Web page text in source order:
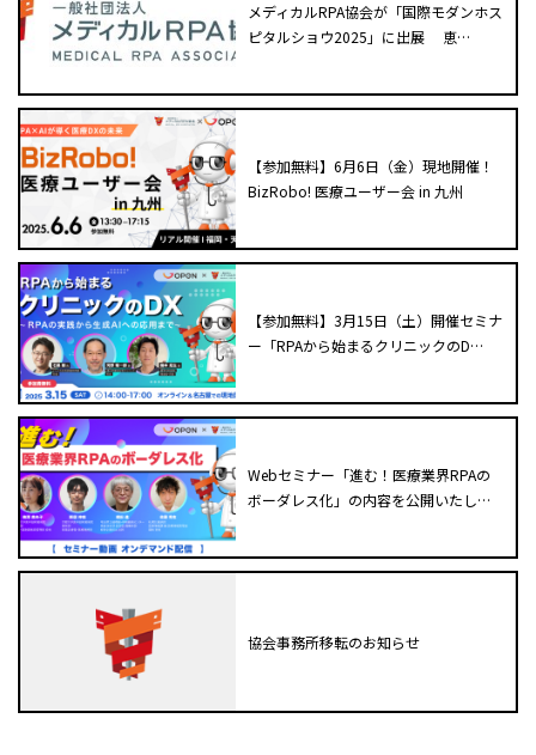
メディカルRPA協会が「国際モダンホス
ピタルショウ2025」に出展 恵…
【参加無料】6月6日（金）現地開催！
BizRobo! 医療ユーザー会 in 九州
【参加無料】3月15日（土）開催セミナ
ー「RPAから始まるクリニックのD…
Webセミナー「進む！医療業界RPAの
ボーダレス化」の内容を公開いたし…
協会事務所移転のお知らせ